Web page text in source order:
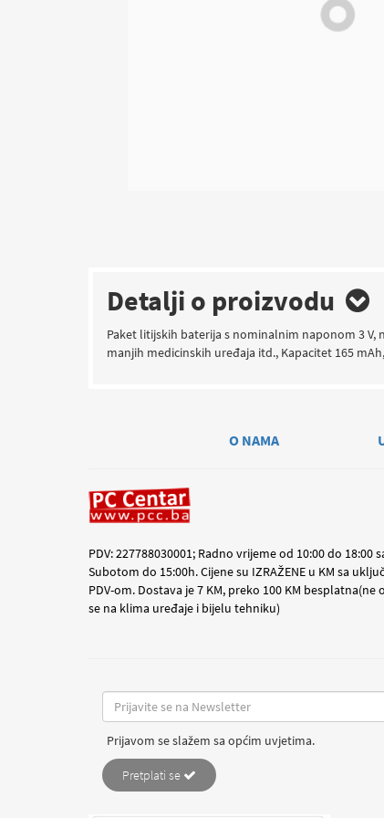
Detalji o proizvodu
Paket litijskih baterija s nominalnim naponom 3
manjih medicinskih uređaja itd., Kapacitet 165
O NAMA
PDV: 227788030001; Radno vrijeme od 10:00 do 18:00
Subotom do 15:00h. Cijene su IZRAŽENE u KM sa
PDV-om. Dostava je 7 KM, preko 100 KM besplatna(ne
se na klima uređaje i bijelu tehniku)
Prijavom se slažem sa općim uvjetima.
Pretplati se